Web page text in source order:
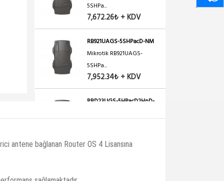
5SHPa...
7,672.26₺ + KDV
RB921UAGS-5SHPacD-NM
Mikrotik RB921UAGS-
5SHPa...
7,952.34₺ + KDV
RBD23UGS-5HPacD2HnD-
7,200.12₺ + KDV
antene bağlanan Router OS 4 Lisansına